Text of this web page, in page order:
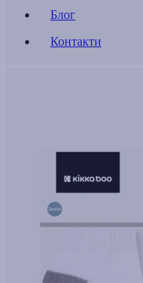
Блог
Контакти